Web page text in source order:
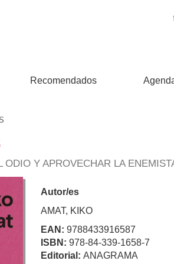
Recomendados
ODIO Y APROVECHAR LA
Autor/es
AMAT, KIKO
EAN: 9788433916587
ISBN: 978-84-339-1658-7
Editorial: ANAGRAMA